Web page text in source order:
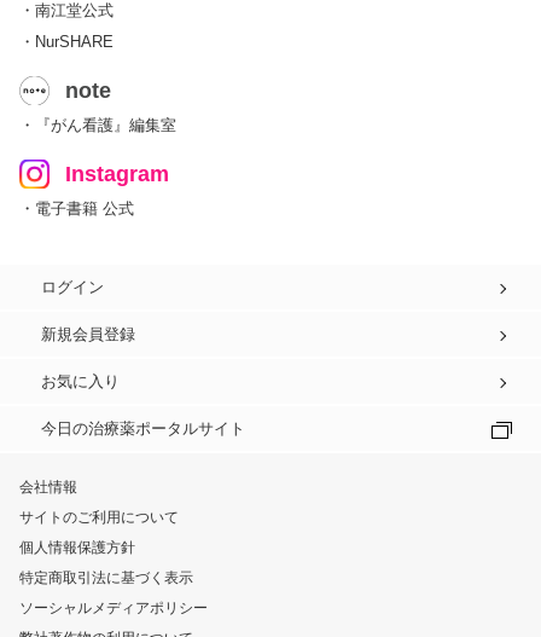
・南江堂公式
・NurSHARE
note
・『がん看護』編集室
Instagram
・電子書籍 公式
ログイン
新規会員登録
お気に入り
今日の治療薬ポータルサイト
会社情報
サイトのご利用について
個人情報保護方針
特定商取引法に基づく表示
ソーシャルメディアポリシー